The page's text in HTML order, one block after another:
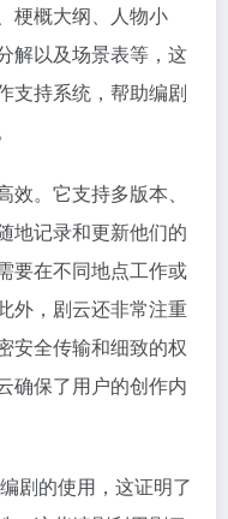
梗概大纲、人物小
解以及场景表等，这
支持系统，帮助编剧
。它支持多版本、
地记录和更新他们的
要在不同地点工作或
外，剧云还非常注重
安全传输和细致的权
确保了用户的创作内
剧的使用，这证明了